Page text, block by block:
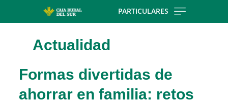
Skip to main contentt
PARTICULARES
Actualidad
Formas divertidas de
ahorrar en familia: retos